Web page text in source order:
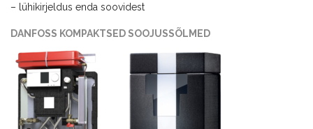
– lühikirjeldus enda soovidest
DANFOSS KOMPAKTSED SOOJUSSÕLMED